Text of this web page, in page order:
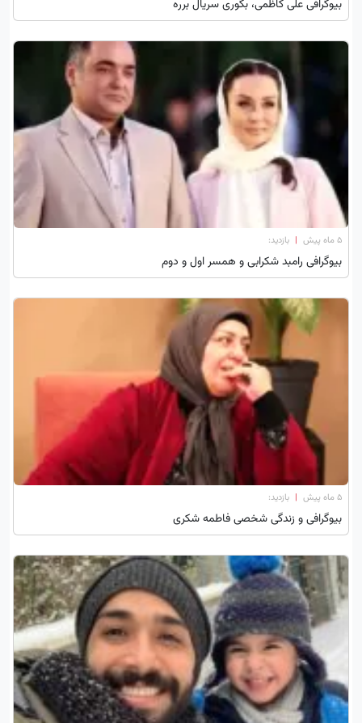
بیوگرافی علی کاظمی، بگوری سریال برره
۵ ماه پیش | بازدید:
بیوگرافی رامبد شکرابی و همسر اول و دوم
۵ ماه پیش | بازدید:
بیوگرافی و زندگی شخصی فاطمه شکری